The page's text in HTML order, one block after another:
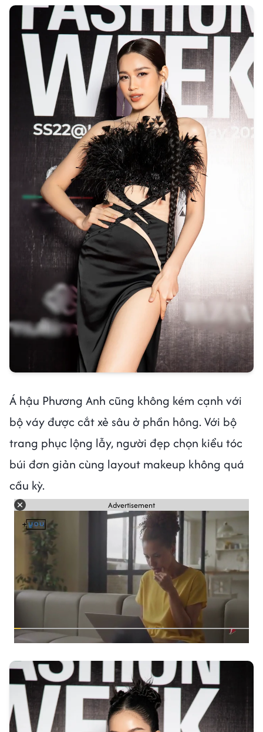
Á hậu Phương Anh cũng không kém cạnh với
bộ váy được cắt xẻ sâu ở phần hông. Với bộ
trang phục lộng lẫy, người đẹp chọn kiểu tóc
búi đơn giản cùng layout makeup không quá
cầu kỳ.
Advertisement